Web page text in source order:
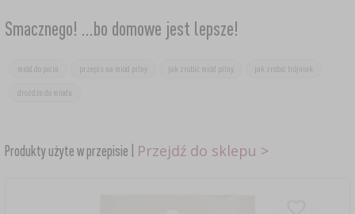
Smacznego! ...bo domowe jest lepsze!
miód do picia przepis na miód pitny jak zrobić miód pitny jak zrobić trójniak
drożdże do miodu
Produkty użyte w przepisie | Przejdź do sklepu >